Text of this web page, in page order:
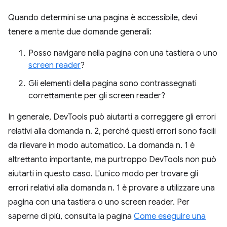
Quando determini se una pagina è accessibile, devi
tenere a mente due domande generali:
Posso navigare nella pagina con una tastiera o uno
screen reader?
Gli elementi della pagina sono contrassegnati
correttamente per gli screen reader?
In generale, DevTools può aiutarti a correggere gli errori
relativi alla domanda n. 2, perché questi errori sono facili
da rilevare in modo automatico. La domanda n. 1 è
altrettanto importante, ma purtroppo DevTools non può
aiutarti in questo caso. L'unico modo per trovare gli
errori relativi alla domanda n. 1 è provare a utilizzare una
pagina con una tastiera o uno screen reader. Per
saperne di più, consulta la pagina Come eseguire una